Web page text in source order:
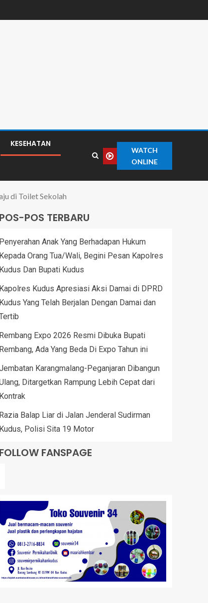
KESEHATAN
WATCH
ONLINE
di Toilet Sekolah
POS-POS TERBARU
Penyerahan Anak Yang Berhadapan Hukum
Kepada Orang Tua/Wali, Begini Pesan Kapolres
Kudus Dan Bupati Kudus
Kapolres Kudus Apresiasi Aksi Damai di DPRD
Kudus Yang Telah Berjalan Dengan Damai dan
Rembang Expo 2026 Resmi Dibuka Bupati
Rembang, Ada Yang Beda Di Expo Tahun ini
Karangmalang-Peganjaran Dibangun
Ditargetkan Rampung Lebih Cepat dari
Kontrak
Razia Balap Liar di Jalan Jenderal Sudirman
Kudus, Polisi Sita 19 Motor
FOLLOW FANSPAGE